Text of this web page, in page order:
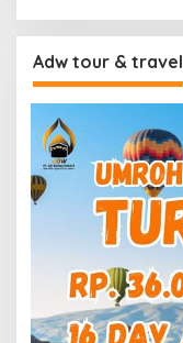
Adw tour & travel